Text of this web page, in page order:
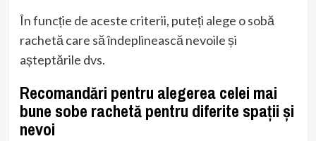
În funcție de aceste criterii, puteți alege o sobă
rachetă care să îndeplinească nevoile și
așteptările dvs.
Recomandări pentru alegerea celei mai
bune sobe rachetă pentru diferite spații și
nevoi